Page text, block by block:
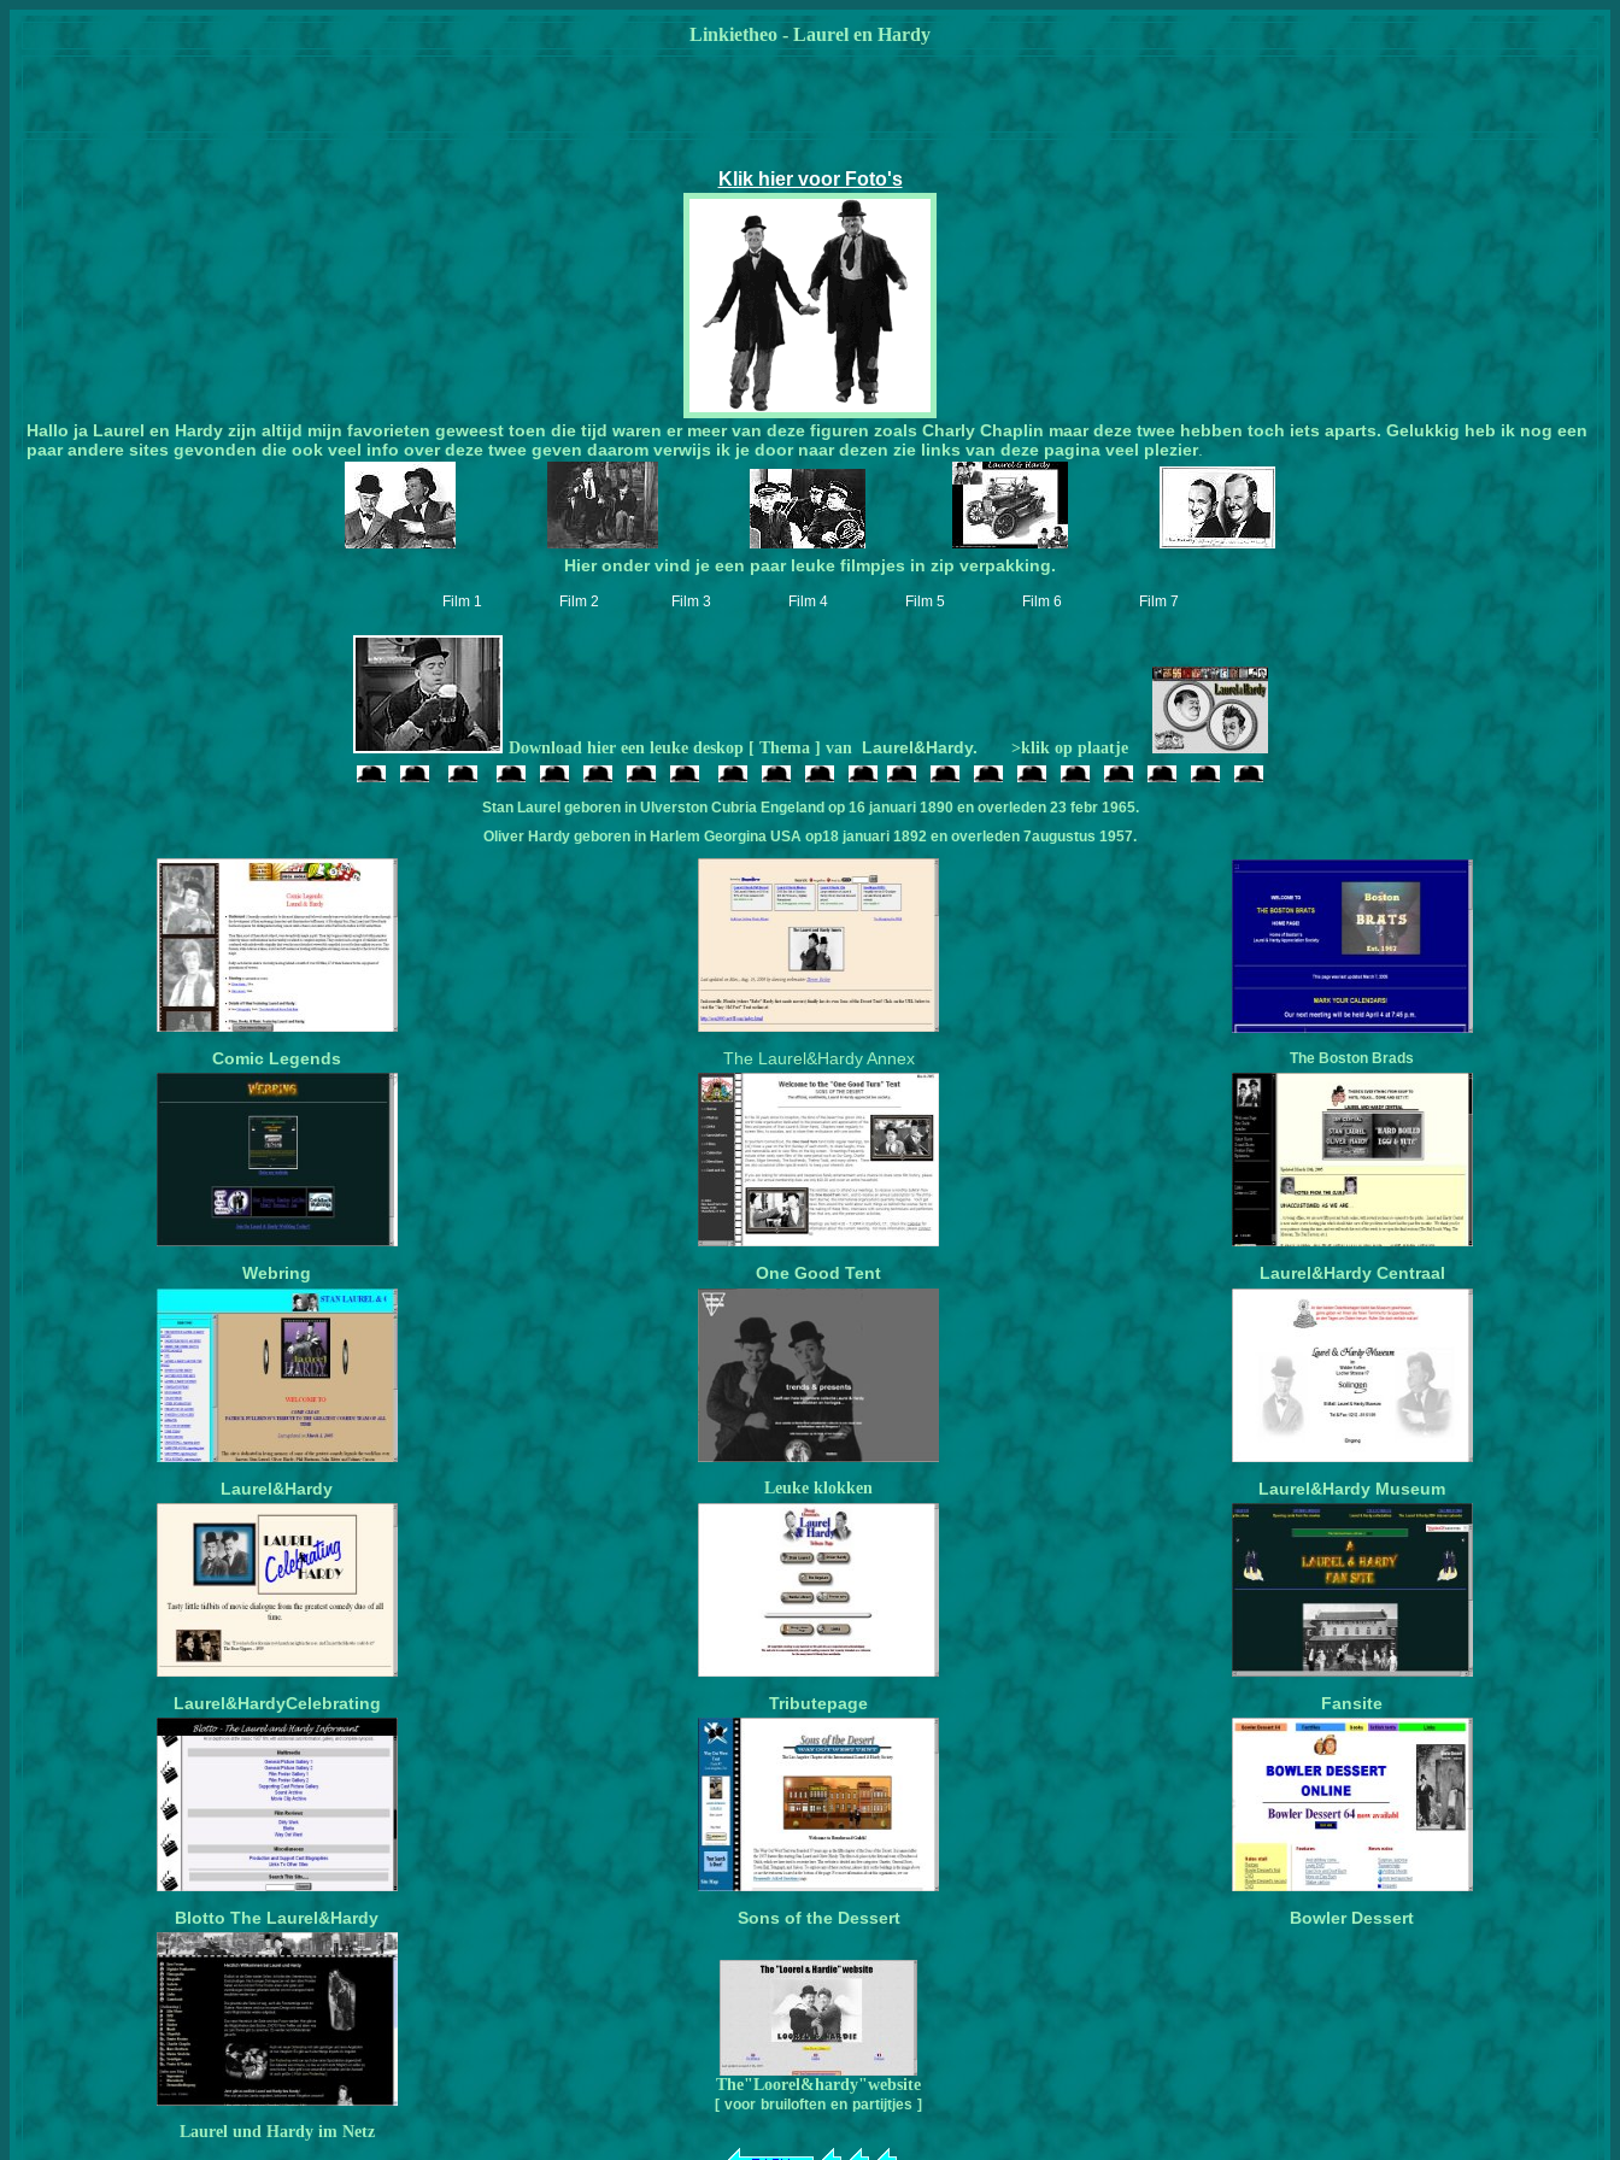
Linkietheo - Laurel en Hardy
Klik hier voor Foto's
Hallo ja Laurel en Hardy zijn altijd mijn favorieten geweest toen die tijd waren er meer van deze figuren zoals Charly Chaplin maar deze twee hebben toch iets aparts. Gelukkig heb ik nog een
paar andere sites gevonden die ook veel info over deze twee geven daarom verwijs ik je door naar dezen zie links van deze pagina veel plezier.
Hier onder vind je een paar leuke filmpjes in zip verpakking.
Film 1 Film 2 Film 3 Film 4 Film 5 Film 6 Film 7
Download hier een leuke deskop [ Thema ] van Laurel&Hardy. >klik op plaatje
Stan Laurel geboren in Ulverston Cubria Engeland op 16 januari 1890 en overleden 23 febr 1965.
Oliver Hardy geboren in Harlem Georgina USA op18 januari 1892 en overleden 7augustus 1957.
Comic Legends The Laurel&Hardy Annex The Boston Brads
Webring One Good Tent Laurel&Hardy Centraal
Laurel&Hardy Leuke klokken Laurel&Hardy Museum
Laurel&HardyCelebrating Tributepage Fansite
Blotto The Laurel&Hardy Sons of the Dessert Bowler Dessert
Laurel und Hardy im Netz
The"Loorel&hardy"website
[ voor bruiloften en partijtjes ]